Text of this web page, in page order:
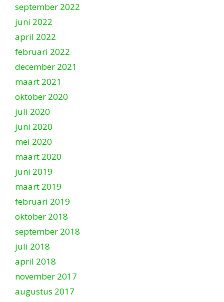
september 2022
juni 2022
april 2022
februari 2022
december 2021
maart 2021
oktober 2020
juli 2020
juni 2020
mei 2020
maart 2020
juni 2019
maart 2019
februari 2019
oktober 2018
september 2018
juli 2018
april 2018
november 2017
augustus 2017